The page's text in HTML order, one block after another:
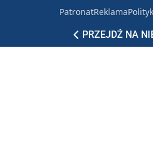
PRZEJDŹ NA
PatronatReklama